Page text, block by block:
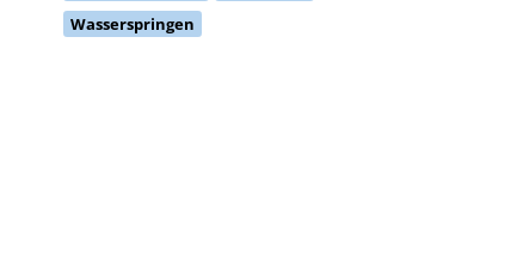
Wasserspringen